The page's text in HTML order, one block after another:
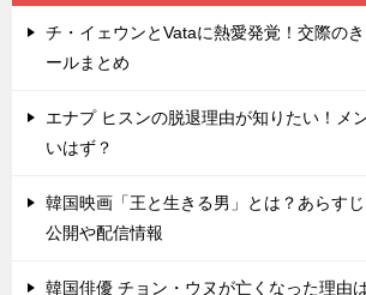
ョ
チ・イェウンとVataに熱愛発覚！交際の
ールまとめ
エナプ ヒスンの脱退理由が知りたい！メ
いはず？
韓国映画「王と生きる男」とは？あらす
公開や配信情報
韓国俳優 チョン・ウヌが亡くなった理由